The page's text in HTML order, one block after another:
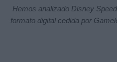
Hemos analizado Disney
formato digital cedida por